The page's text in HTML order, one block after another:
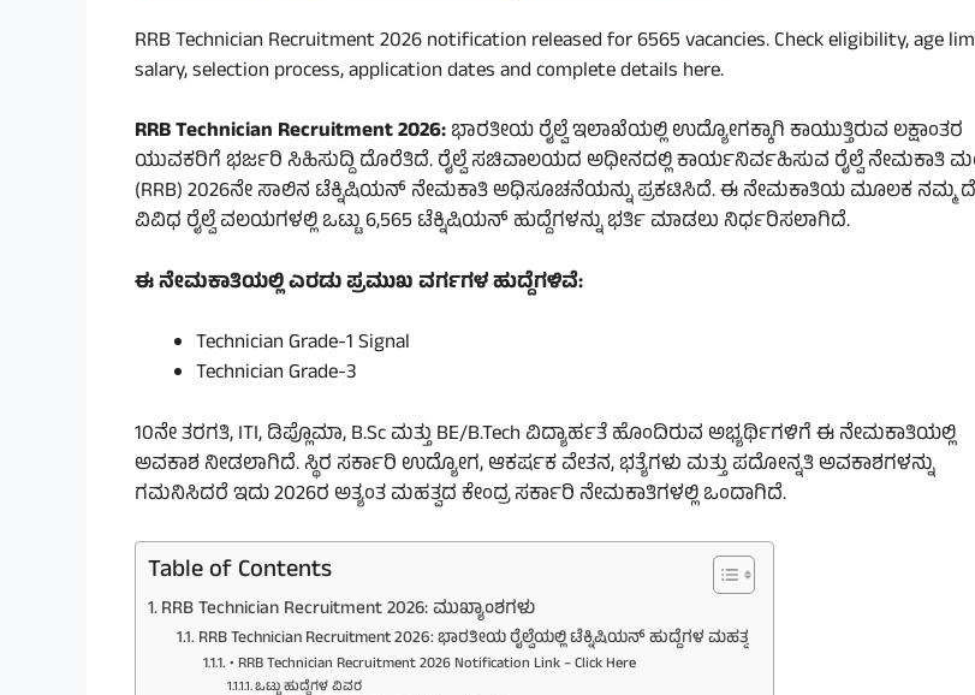
RRB Technician Recruitment 2026 notification released for 6565 vacancies. Check eligibility, age
salary, selection process, application dates and complete details here.
RRB Technician Recruitment 2026:ಭಾರತೀಯ ರೈಲ್ವೆ ಇಲಾಖೆಯಲ್ಲಿ ಉದ್ಯೋಗಕ್ಕಾಗಿ ಕಾಯುತ್ತಿರುವ ಲಕ್ಷಾಂತರ
ಯುವಕರಿಗೆ ಭರ್ಜರಿ ಸಿಹಿಸುದ್ದಿ ದೊರೆತಿದೆ. ರೈಲ್ವೆ ಸಚಿವಾಲಯದ ಅಧೀನದಲ್ಲಿ ಕಾರ್ಯನಿರ್ವಹಿಸುವ ರೈಲ್ವೆ ನೇಮಕಾತಿ
(RRB) 2026ನೇ ಸಾಲಿನ ಟೆಕ್ನಿಷಿಯನ್ ನೇಮಕಾತಿ ಅಧಿಸೂಚನೆಯನ್ನು ಪ್ರಕಟಿಸಿದೆ. ಈ ನೇಮಕಾತಿಯ ಮೂಲಕ ನಮ್ಮ
ವಿವಿಧ ರೈಲ್ವೆ ವಲಯಗಳಲ್ಲಿ ಒಟ್ಟು 6,565 ಟೆಕ್ನಿಷಿಯನ್ ಹುದ್ದೆಗಳನ್ನು ಭರ್ತಿ ಮಾಡಲು ನಿರ್ಧರಿಸಲಾಗಿದೆ.
ಈ ನೇಮಕಾತಿಯಲ್ಲಿ ಎರಡು ಪ್ರಮುಖ ವರ್ಗಗಳ ಹುದ್ದೆಗಳಿವೆ:
Technician Grade-1 Signal
Technician Grade-3
10ನೇ ತರಗತಿ, ITI, ಡಿಪ್ಲೊಮಾ, B.Sc ಮತ್ತು BE/B.Tech ವಿದ್ಯಾರ್ಹತೆ ಹೊಂದಿರುವ ಅಭ್ಯರ್ಥಿಗಳಿಗೆ ಈ ನೇಮಕಾತಿಯಲ್ಲಿ
ಅವಕಾಶ ನೀಡಲಾಗಿದೆ. ಸ್ಥಿರ ಸರ್ಕಾರಿ ಉದ್ಯೋಗ, ಆಕರ್ಷಕ ವೇತನ, ಭತ್ಯೆಗಳು ಮತ್ತು ಪದೋನ್ನತಿ ಅವಕಾಶಗಳನ್ನು
ಗಮನಿಸಿದರೆ ಇದು 2026ರ ಅತ್ಯಂತ ಮಹತ್ವದ ಕೇಂದ್ರ ಸರ್ಕಾರಿ ನೇಮಕಾತಿಗಳಲ್ಲಿ ಒಂದಾಗಿದೆ.
Table of Contents
RRB Technician Recruitment 2026: ಮುಖ್ಯಾಂಶಗಳು
RRB Technician Recruitment 2026: ಭಾರತೀಯ ರೈಲ್ವೆಯಲ್ಲಿ ಟೆಕ್ನಿಷಿಯನ್ ಹುದ್ದೆಗಳ ಮಹತ್ವ
• RRB Technician Recruitment 2026 Notification Link – Click Here
ಒಟ್ಟು ಹುದ್ದೆಗಳ ವಿವರ